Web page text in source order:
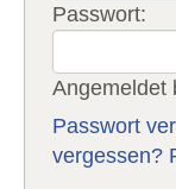
Passwort:
Passwort
vergessen?